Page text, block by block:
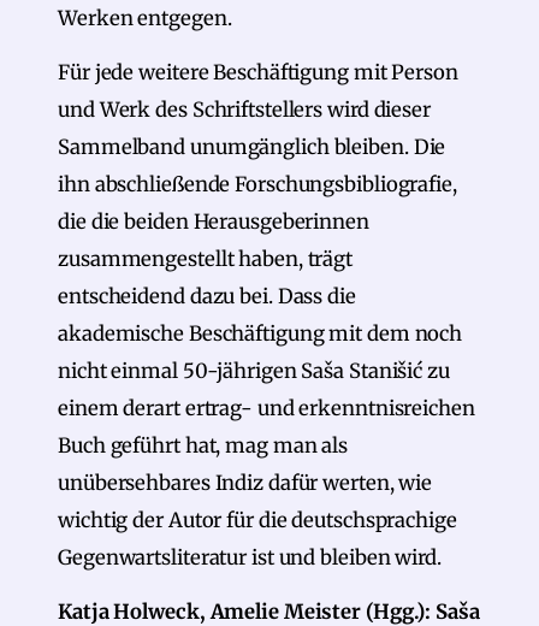
Werken entgegen.
Für jede weitere Beschäftigung mit Person
und Werk des Schriftstellers wird dieser
Sammelband unumgänglich bleiben. Die
ihn abschließende Forschungsbibliografie,
die die beiden Herausgeberinnen
zusammengestellt haben, trägt
entscheidend dazu bei. Dass die
akademische Beschäftigung mit dem noch
nicht einmal 50-jährigen Saša Stanišić zu
einem derart ertrag- und erkenntnisreichen
Buch geführt hat, mag man als
unübersehbares Indiz dafür werten, wie
wichtig der Autor für die deutschsprachige
Gegenwartsliteratur ist und bleiben wird.
Katja Holweck, Amelie Meister (Hgg.): Saša